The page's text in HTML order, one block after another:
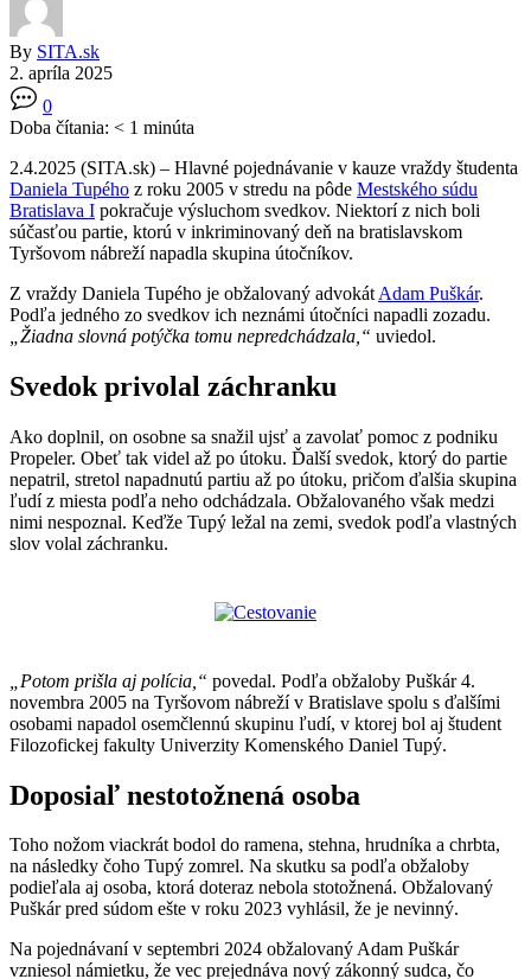
By SITA.sk
2. apríla 2025
0
Doba čítania: < 1 minúta
2.4.2025 (SITA.sk) – Hlavné pojednávanie v kauze vraždy študenta
Daniela Tupého z roku 2005 v stredu na pôde Mestského súdu
Bratislava I pokračuje výsluchom svedkov. Niektorí z nich boli
súčasťou partie, ktorú v inkriminovaný deň na bratislavskom
Tyršovom nábreží napadla skupina útočníkov.
Z vraždy Daniela Tupého je obžalovaný advokát Adam Puškár.
Podľa jedného zo svedkov ich neznámi útočníci napadli zozadu.
„Žiadna slovná potýčka tomu nepredchádzala,“ uviedol.
Svedok privolal záchranku
Ako doplnil, on osobne sa snažil ujsť a zavolať pomoc z podniku
Propeler. Obeť tak videl až po útoku. Ďalší svedok, ktorý do partie
nepatril, stretol napadnutú partiu až po útoku, pričom ďalšia skupina
ľudí z miesta podľa neho odchádzala. Obžalovaného však medzi
nimi nespoznal. Keďže Tupý ležal na zemi, svedok podľa vlastných
slov volal záchranku.
„Potom prišla aj polícia,“ povedal. Podľa obžaloby Puškár 4.
novembra 2005 na Tyršovom nábreží v Bratislave spolu s ďalšími
osobami napadol osemčlennú skupinu ľudí, v ktorej bol aj študent
Filozofickej fakulty Univerzity Komenského Daniel Tupý.
Doposiaľ nestotožnená osoba
Toho nožom viackrát bodol do ramena, stehna, hrudníka a chrbta,
na následky čoho Tupý zomrel. Na skutku sa podľa obžaloby
podieľala aj osoba, ktorá doteraz nebola stotožnená. Obžalovaný
Puškár pred súdom ešte v roku 2023 vyhlásil, že je nevinný.
Na pojednávaní v septembri 2024 obžalovaný Adam Puškár
vzniesol námietku, že vec prejednáva nový zákonný sudca, čo